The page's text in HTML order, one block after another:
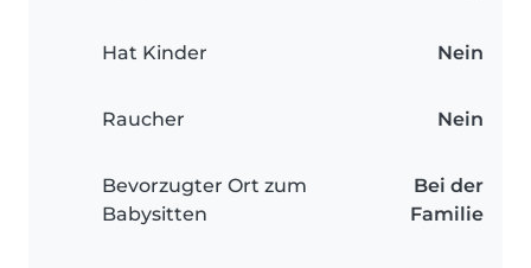
Hat Kinder Nein
Raucher Nein
Bevorzugter Ort zum
Babysitten
Bei der
Familie